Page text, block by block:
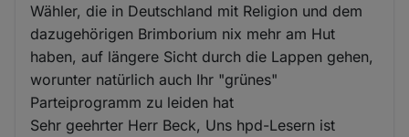
Wähler, die in Deutschland mit Religion und dem
dazugehörigen Brimborium nix mehr am Hut
haben, auf längere Sicht durch die Lappen gehen,
worunter natürlich auch Ihr "grünes"
Parteiprogramm zu leiden hat
Sehr geehrter Herr Beck, Uns hpd-Lesern ist